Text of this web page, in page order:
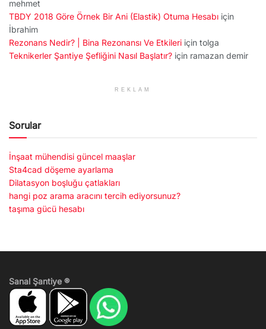
mehmet
TBDY 2018 Göre Örnek Bir Ani (Elastik) Otuma Hesabı için
İbrahim
Rezonans Nedir? | Bina Rezonansı Ve Etkileri için tolga
Teknikerler Şantiye Şefliğini Nasıl Başlatır? için ramazan demir
REKLAM
Sorular
İnşaat mühendisi güncel maaşlar
Sta4cad döşeme ayarlama
Dilatasyon boşluğu çatlakları
hangi poz arama aracını tercih ediyorsunuz?
taşıma gücü hesabı
Sanal Şantiye ®